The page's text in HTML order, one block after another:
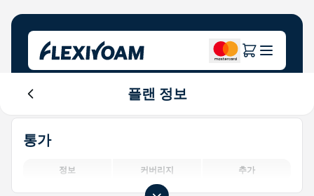
투자자 센터
브랜드를 위한
Login
플랜 정보
통가
정보 커버리지 추가